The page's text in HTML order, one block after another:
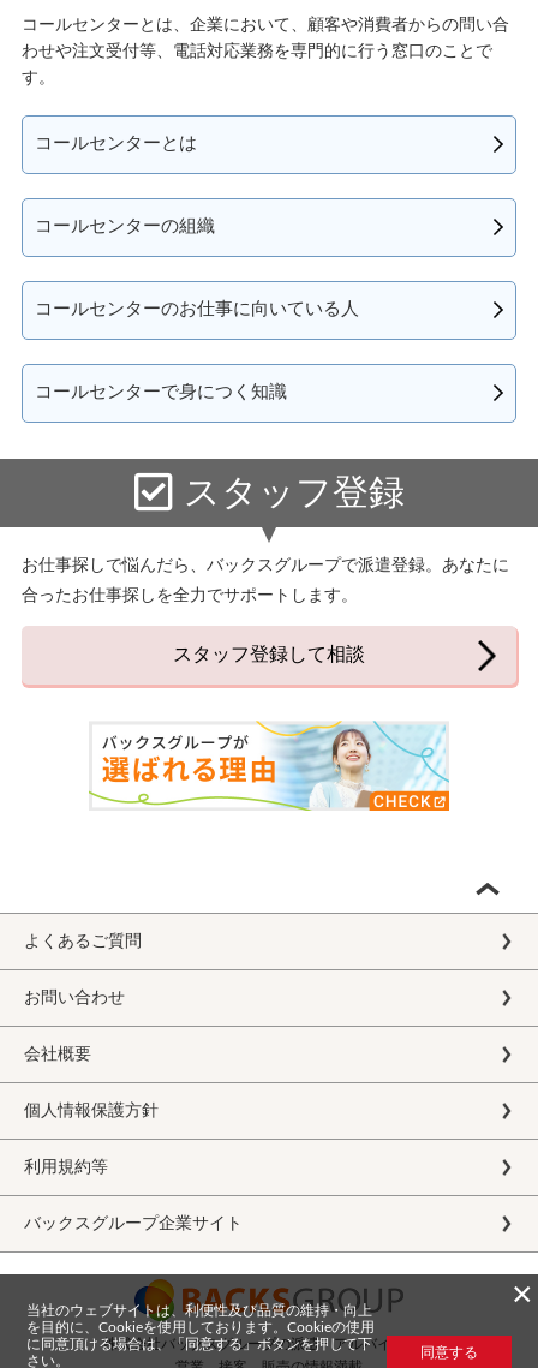
コールセンターとは、企業において、顧客や消費者からの問い合
わせや注文受付等、電話対応業務を専門的に行う窓口のことで
す。
コールセンターとは
コールセンターの組織
コールセンターのお仕事に向いている人
コールセンターで身につく知識
スタッフ登録
お仕事探しで悩んだら、バックスグループで派遣登録。あなたに
合ったお仕事探しを全力でサポートします。
スタッフ登録して相談
よくあるご質問
お問い合わせ
会社概要
個人情報保護方針
利用規約等
バックスグループ企業サイト
株式会社バックスグループの派遣・アルバイト求人
×
当社のウェブサイトは、利便性及び品質の維持・向上
を目的に、Cookieを使用しております。Cookieの使用
に同意頂ける場合は、「同意する」ボタンを押して下
さい。
同意する